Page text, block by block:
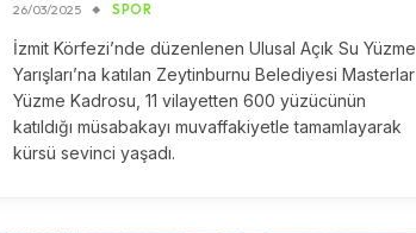
26/03/2025 SPOR
İzmit Körfezi’nde düzenlenen Ulusal Açık Su Yüzme
Yarışları’na katılan Zeytinburnu Belediyesi Masterlar
Yüzme Kadrosu, 11 vilayetten 600 yüzücünün
katıldığı müsabakayı muvaffakiyetle tamamlayarak
kürsü sevinci yaşadı.